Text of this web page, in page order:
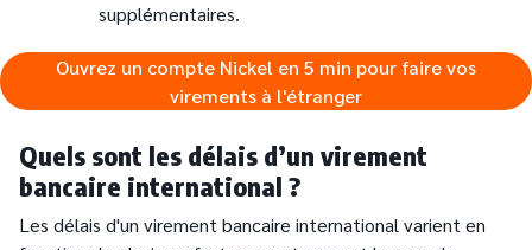
supplémentaires.
Ouvrez un compte Nickel en 5 min pour faire vos
virements à l'étranger
Quels sont les délais d’un virement
bancaire international ?
Les délais d'un virement bancaire international varient en